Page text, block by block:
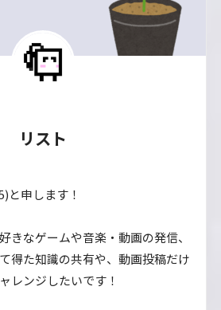
リスト
と申します！
きなゲームや音楽・動画の発信、
得た知識の共有や、動画投稿だけ
レンジしたいです！